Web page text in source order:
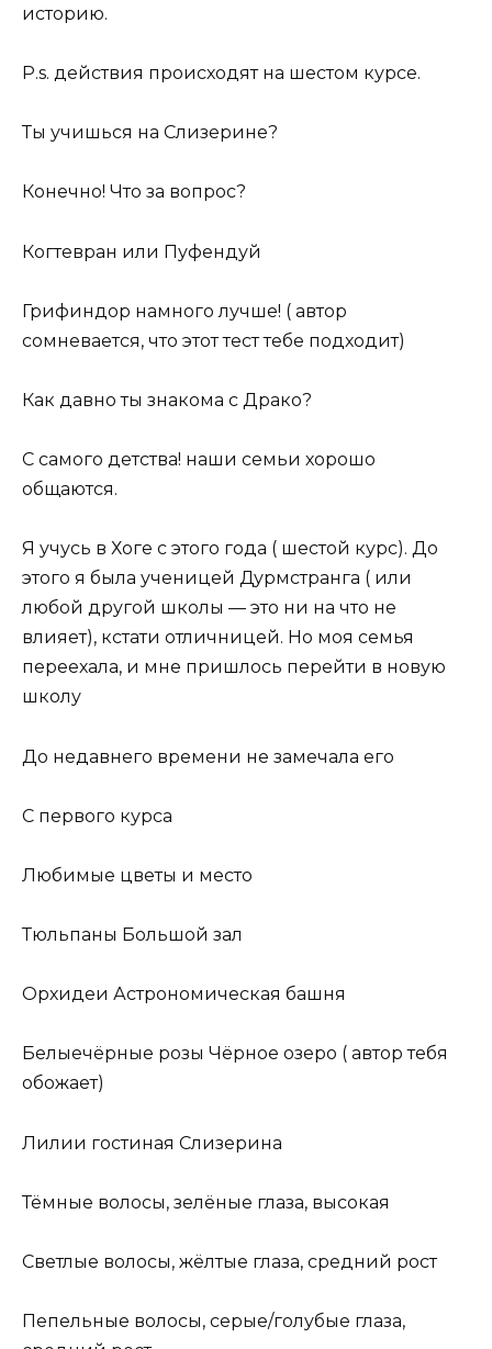
историю.
P.s. действия происходят на шестом курсе.
Ты учишься на Слизерине?
Конечно! Что за вопрос?
Когтевран или Пуфендуй
Грифиндор намного лучше! ( автор
сомневается, что этот тест тебе подходит)
Как давно ты знакома с Драко?
С самого детства! наши семьи хорошо
общаются.
Я учусь в Хоге с этого года ( шестой курс). До
этого я была ученицей Дурмстранга ( или
любой другой школы — это ни на что не
влияет), кстати отличницей. Но моя семья
переехала, и мне пришлось перейти в новую
школу
До недавнего времени не замечала его
С первого курса
Любимые цветы и место
Тюльпаны Большой зал
Орхидеи Астрономическая башня
Белыечёрные розы Чёрное озеро ( автор тебя
обожает)
Лилии гостиная Слизерина
Тёмные волосы, зелёные глаза, высокая
Светлые волосы, жёлтые глаза, средний рост
Пепельные волосы, серые/голубые глаза,